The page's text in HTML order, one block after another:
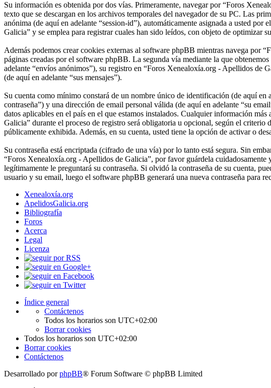
Su información es obtenida por dos vías. Primeramente, navegar por “Foros
texto que se descargan en los archivos temporales del navegador de su PC. Las
anónima (de aquí en adelante “session-id”), automáticamente asignada a usted
Galicia” y se emplea para registrar cuales han sido leídos, con objeto de optimizar
Además podemos crear cookies externas al software phpBB mientras navega por
páginas creadas por el software phpBB. La segunda vía mediante la que
adelante “envíos anónimos”), su registro en “Foros Xenealoxía.org - Apellidos de
(de aquí en adelante “sus mensajes”).
Su cuenta como mínimo constará de un nombre único de identificación (de aquí en
contraseña”) y una dirección de email personal válida (de aquí en adelante “su
datos aplicables en el país en el que estamos instalados. Cualquier información
Galicia” durante el proceso de registro será obligatoria u opcional, según el
públicamente exhibida. Además, en su cuenta, usted tiene la opción de activar o
Su contraseña está encriptada (cifrado de una vía) por lo tanto está segura. Sin
“Foros Xenealoxía.org - Apellidos de Galicia”, por favor guárdela
legítimamente le preguntará su contraseña. Si olvidó la contraseña de su cuenta,
usuario y su email, luego el software phpBB generará una nueva contraseña para
Xenealoxía.org
ApelidosGalicia.org
Bibliografía
Foros
Acerca
Legal
Licenza
Índice general
Contáctenos
Todos los horarios son UTC+02:00
Borrar cookies
Todos los horarios son UTC+02:00
Borrar cookies
Contáctenos
Desarrollado porphpBB® Forum Software © phpBB Limited